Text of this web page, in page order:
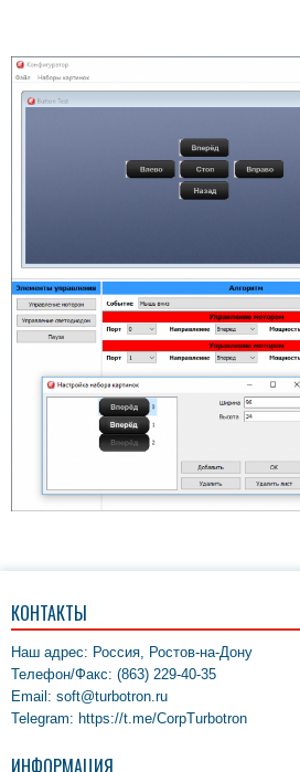
КОНТАКТЫ
Наш адрес: Россия, Ростов-на-Дону
Телефон/Факс: (863) 229-40-35
Email: soft@turbotron.ru
Telegram: https://t.me/CorpTurbotron
ИНФОРМАЦИЯ